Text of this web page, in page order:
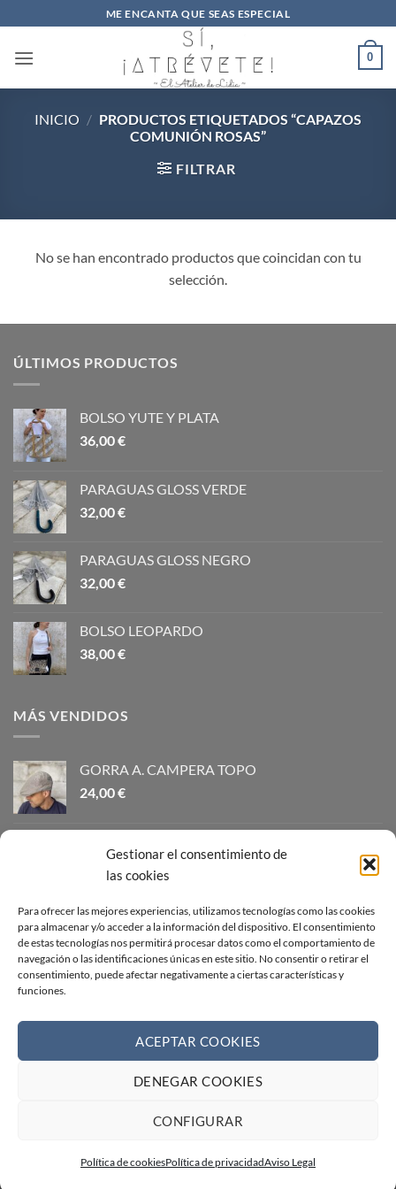
Gestionar el consentimiento de
las cookies
Para ofrecer las mejores experiencias, utilizamos tecnologías como las cookies
para almacenar y/o acceder a la información del dispositivo. El consentimiento
de estas tecnologías nos permitirá procesar datos como el comportamiento de
navegación o las identificaciones únicas en este sitio. No consentir o retirar el
consentimiento, puede afectar negativamente a ciertas características y
funciones.
ACEPTAR COOKIES
DENEGAR COOKIES
CONFIGURAR
Política de cookiesPolítica de privacidadAviso Legal
al
contenido
ME ENCANTA QUE SEAS ESPECIAL
0
INICIO / PRODUCTOS ETIQUETADOS “CAPAZOS
COMUNIÓN ROSAS”
FILTRAR
No se han encontrado productos que coincidan con tu
selección.
ÚLTIMOS PRODUCTOS
BOLSO YUTE Y PLATA
36,00€
PARAGUAS GLOSS VERDE
32,00€
PARAGUAS GLOSS NEGRO
32,00€
BOLSO LEOPARDO
38,00€
MÁS VENDIDOS
GORRA A. CAMPERA TOPO
24,00€
32,00€
GORRA CAMPERA AZUL TEJANO
24,00€
SOMBRERO INDIANA BLANCO
Visa PayPal Stripe
CONDICIONES DE VENTA
Copyright 2026 ©Web creada por BIT INFORMÁTICA LODOSA